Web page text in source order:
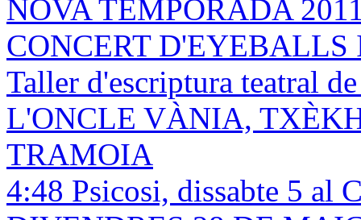
NOVA TEMPORADA
CONCERT D'EYEBALLS
Taller d'escriptura teatral
L'ONCLE VÀNIA,
TRAMOIA
4:48 Psicosi, dissabte 5 al